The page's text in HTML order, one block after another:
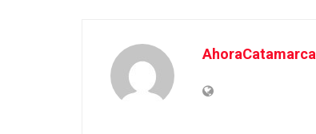
AhoraCatamarca